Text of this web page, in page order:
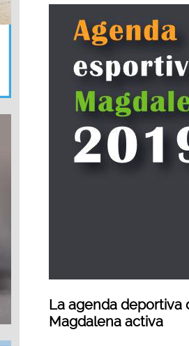
La agenda deportiva
Magdalena activa